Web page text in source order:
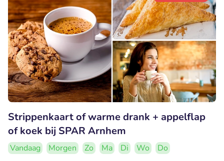
Strippenkaart of warme drank + appelflap
of koek bij SPAR Arnhem
Vandaag Morgen Zo Ma Di Wo Do